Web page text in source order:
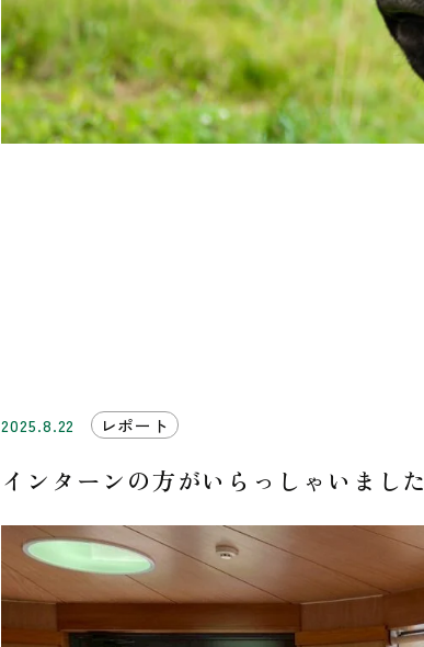
2025.8.22 レポート
インターンの方がいらっしゃいました